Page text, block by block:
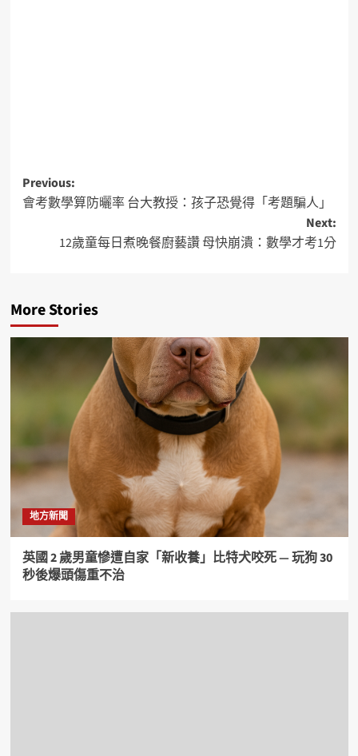
Previous:
會考數學算防曬率 台大教授：孩子恐覺得「考題騙人」
Next:
12歲童每日煮晚餐廚藝讚 母快崩潰：數學才考1分
More Stories
地方新聞
英國 2 歲男童慘遭自家「新收養」比特犬咬死 — 玩狗 30
秒後爆頭傷重不治